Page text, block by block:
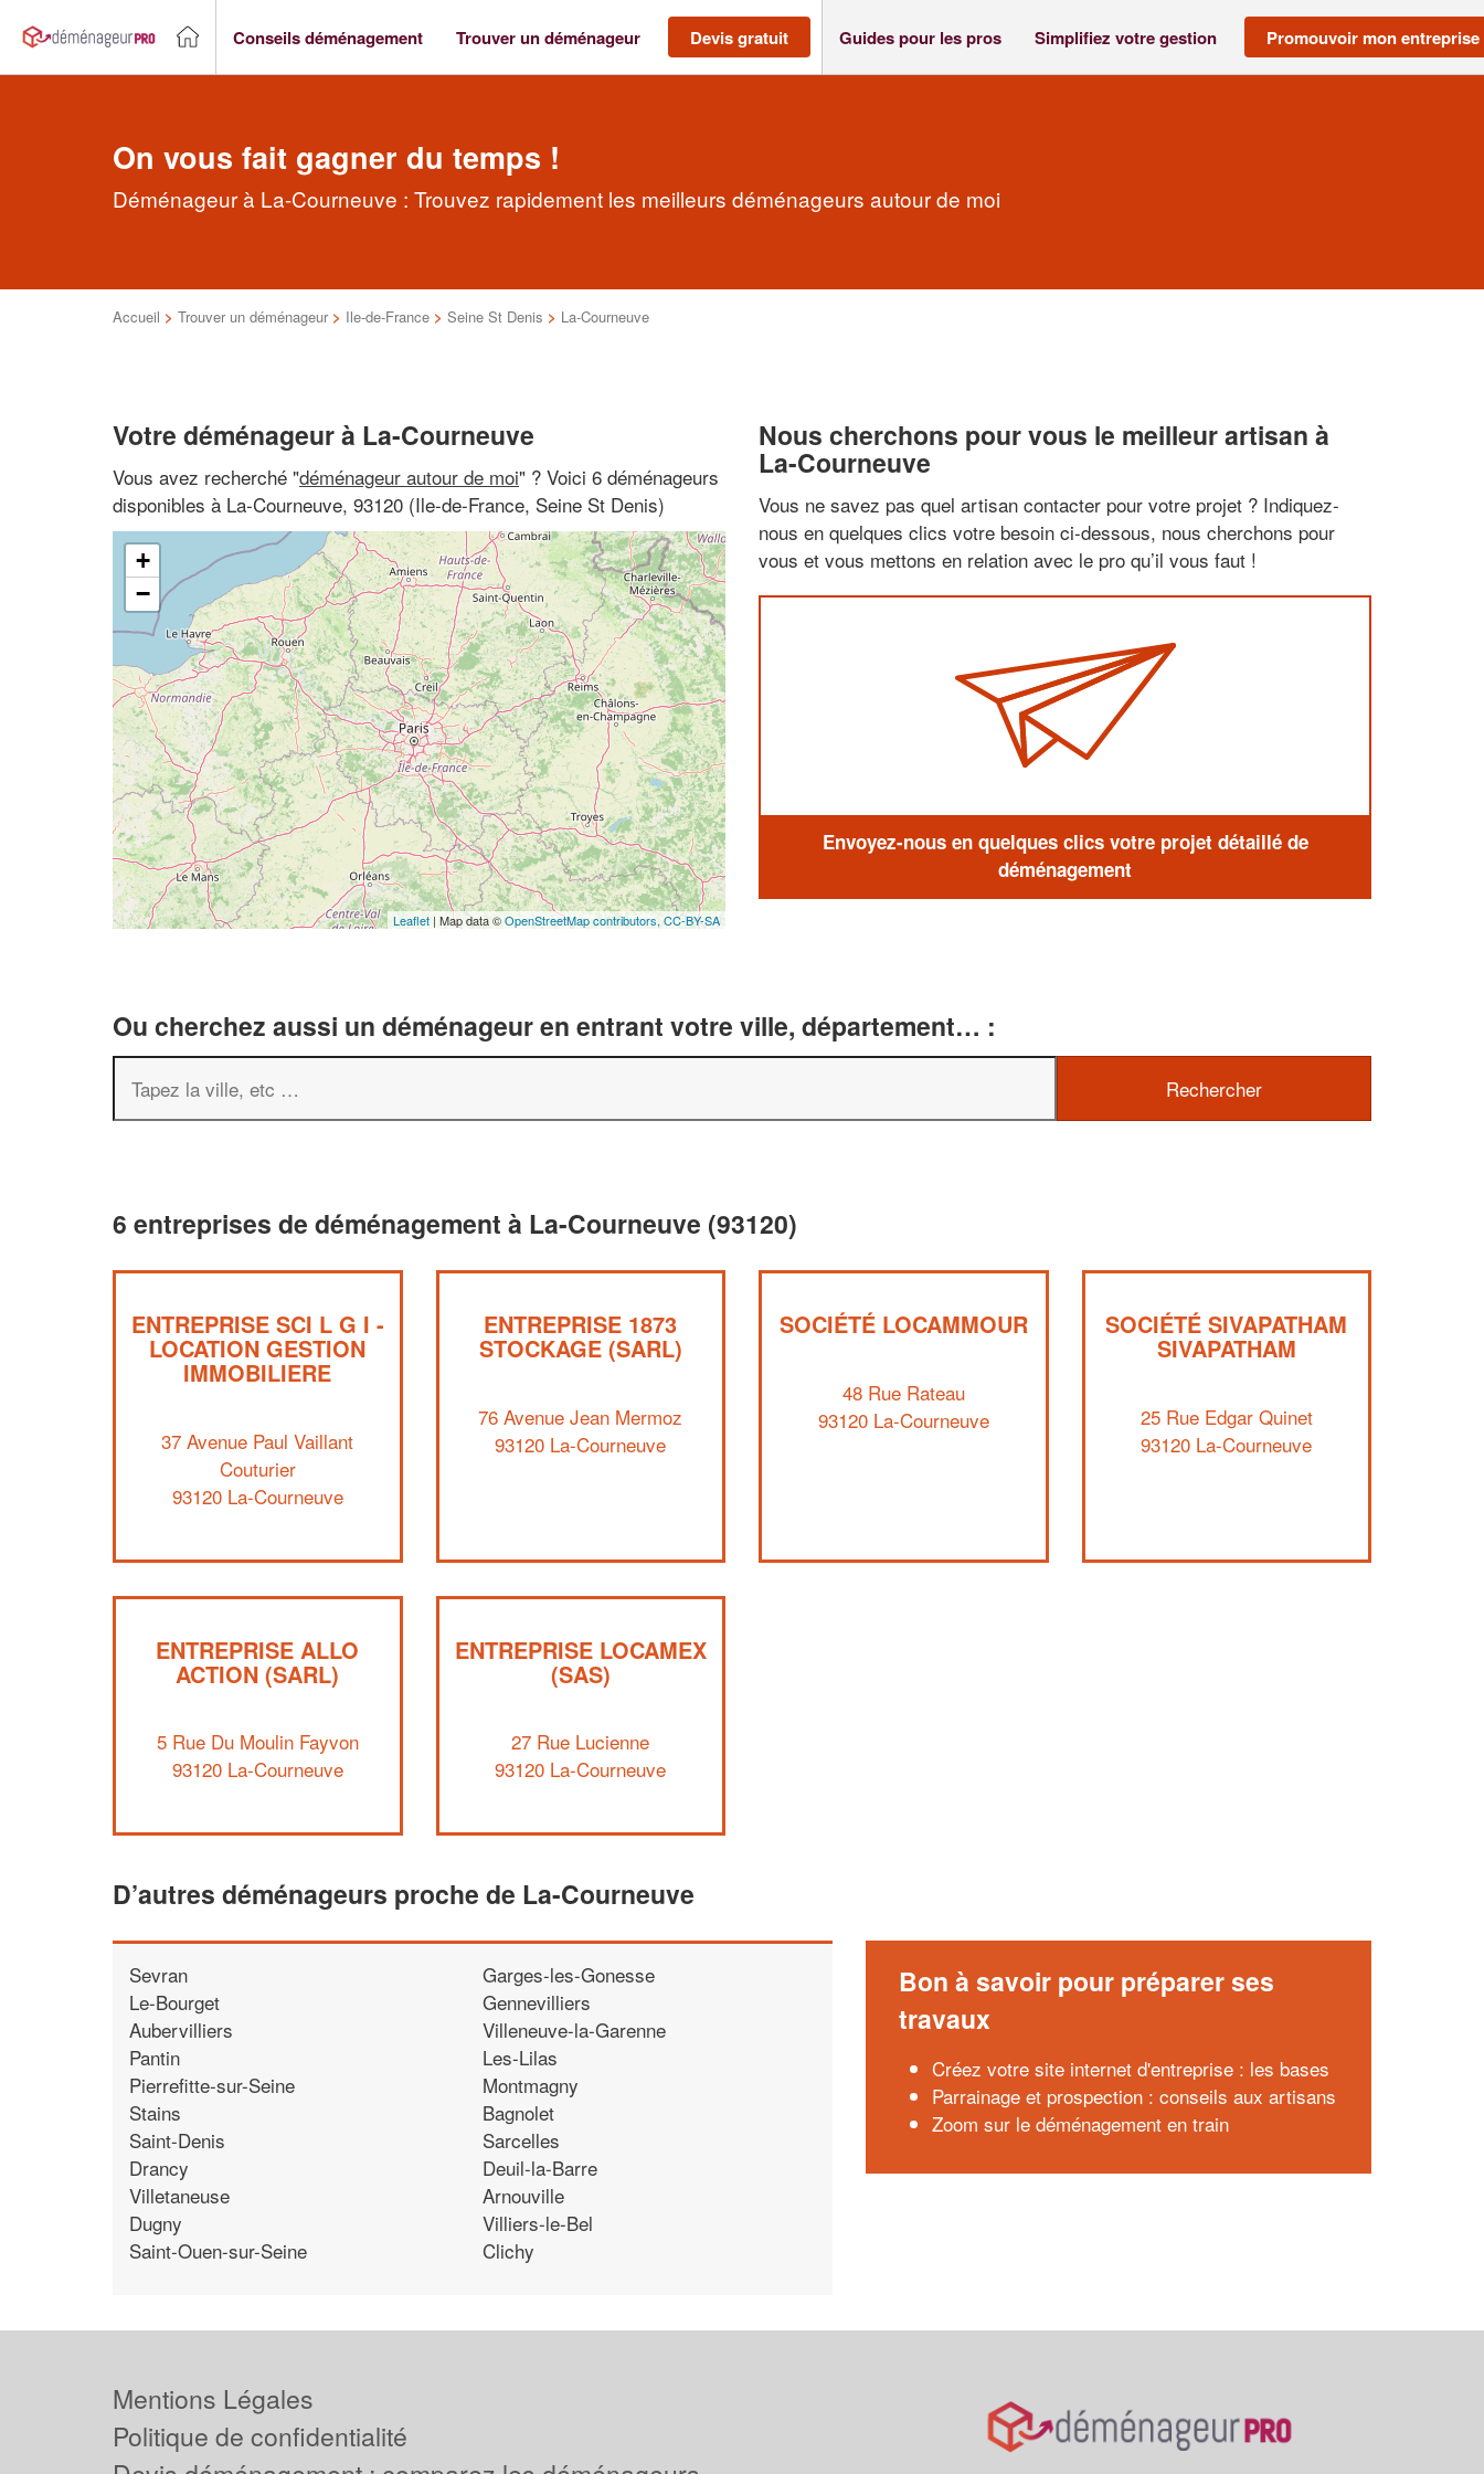
Conseils déménagement Trouver un déménageur Devis gratuit Guides pour les pros Simplifiez votre gestion Promouvoir mon entreprise
On vous fait gagner du temps !
Déménageur à La-Courneuve : Trouvez rapidement les meilleurs déménageurs autour de moi
Accueil > Trouver un déménageur > Ile-de-France > Seine St Denis > La-Courneuve
Votre déménageur à La-Courneuve
Vous avez recherché "déménageur autour de moi" ? Voici 6 déménageurs
disponibles à La-Courneuve, 93120 (Ile-de-France, Seine St Denis)
+
−
Leaflet | Map data ©OpenStreetMap contributors, CC-BY-SA
Nous cherchons pour vous le meilleur artisan à
La-Courneuve
Vous ne savez pas quel artisan contacter pour votre projet ? Indiquez-
nous en quelques clics votre besoin ci-dessous, nous cherchons pour
vous et vous mettons en relation avec le pro qu’il vous faut !
Envoyez-nous en quelques clics votre projet détaillé de
déménagement
Ou cherchez aussi un déménageur en entrant votre ville, département… :
6 entreprises de déménagement à La-Courneuve (93120)
ENTREPRISE SCI L G I -
LOCATION GESTION
IMMOBILIERE
37 Avenue Paul Vaillant
Couturier
93120 La-Courneuve
ENTREPRISE 1873
STOCKAGE (SARL)
76 Avenue Jean Mermoz
93120 La-Courneuve
SOCIÉTÉ LOCAMMOUR
48 Rue Rateau
93120 La-Courneuve
SOCIÉTÉ SIVAPATHAM
SIVAPATHAM
25 Rue Edgar Quinet
93120 La-Courneuve
ENTREPRISE ALLO
ACTION (SARL)
5 Rue Du Moulin Fayvon
93120 La-Courneuve
ENTREPRISE LOCAMEX
(SAS)
27 Rue Lucienne
93120 La-Courneuve
D’autres déménageurs proche de La-Courneuve
Sevran
Le-Bourget
Aubervilliers
Pantin
Pierrefitte-sur-Seine
Stains
Saint-Denis
Drancy
Villetaneuse
Dugny
Saint-Ouen-sur-Seine
Garges-les-Gonesse
Gennevilliers
Villeneuve-la-Garenne
Les-Lilas
Montmagny
Bagnolet
Sarcelles
Deuil-la-Barre
Arnouville
Villiers-le-Bel
Clichy
Bon à savoir pour préparer ses
travaux
Créez votre site internet d'entreprise : les bases
Parrainage et prospection : conseils aux artisans
Zoom sur le déménagement en train
Mentions Légales
Politique de confidentialité